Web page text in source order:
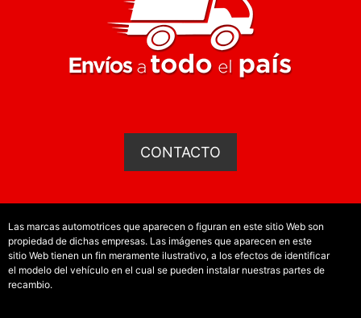
CONTACTO
Las marcas automotrices que aparecen o figuran en este sitio Web son
propiedad de dichas empresas. Las imágenes que aparecen en este
sitio Web tienen un fin meramente ilustrativo, a los efectos de identificar
el modelo del vehículo en el cual se pueden instalar nuestras partes de
recambio.